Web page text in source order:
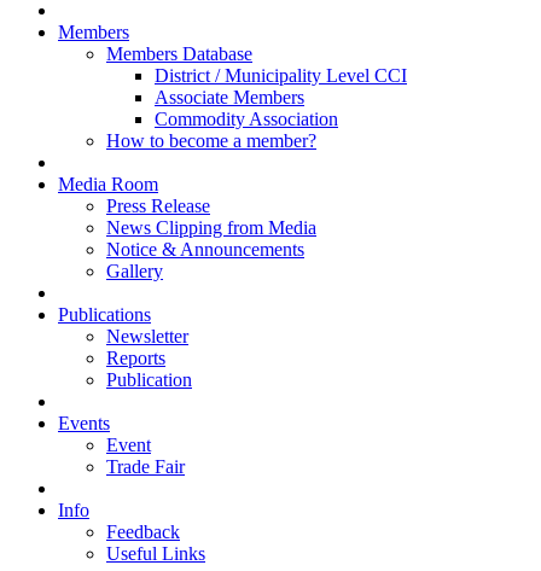
Members
Members Database
District / Municipality Level CCI
Associate Members
Commodity Association
How to become a member?
Media Room
Press Release
News Clipping from Media
Notice & Announcements
Gallery
Publications
Newsletter
Reports
Publication
Events
Event
Trade Fair
Info
Feedback
Useful Links